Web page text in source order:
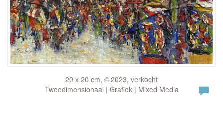
20 x 20 cm, © 2023, verkocht
Tweedimensionaal | Grafiek | Mixed Media